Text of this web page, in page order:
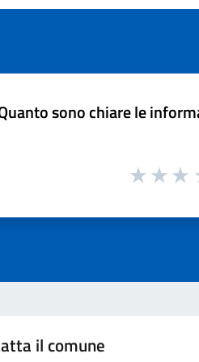
sono chiare le
il comune